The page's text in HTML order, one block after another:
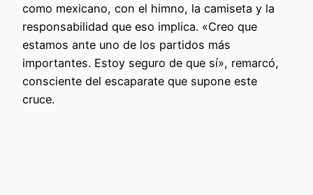
como mexicano, con el himno, la camiseta y la
responsabilidad que eso implica. «Creo que
estamos ante uno de los partidos más
importantes. Estoy seguro de que sí», remarcó,
consciente del escaparate que supone este
cruce.